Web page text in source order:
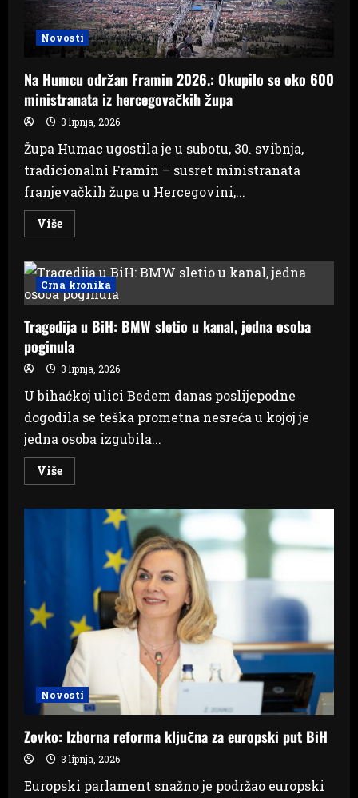
Novosti
Na Humcu održan Framin 2026.: Okupilo se oko 600
ministranata iz hercegovačkih župa
3 lipnja, 2026
Župa Humac ugostila je u subotu, 30. svibnja,
tradicionalni Framin – susret ministranata
franjevačkih župa u Hercegovini,...
VišeRead
more
Humcu
održan
Framin
2026.:
se
oko
600
ministranata
iz
hercegovačkih
župa
Crna kronika
Tragedija u BiH: BMW sletio u kanal, jedna osoba
poginula
3 lipnja, 2026
U bihaćkoj ulici Bedem danas poslijepodne
dogodila se teška prometna nesreća u kojoj je
jedna osoba izgubila...
VišeRead
more
poginula
Novosti
Zovko: Izborna reforma ključna za europski put BiH
3 lipnja, 2026
Europski parlament snažno je podržao europski